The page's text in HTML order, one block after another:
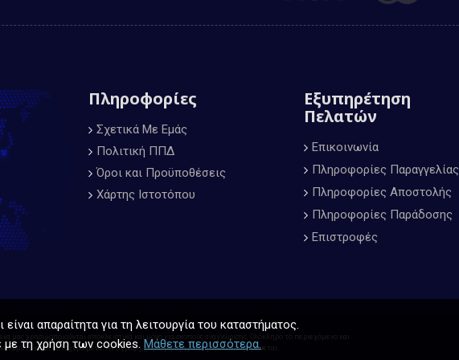
Πληροφορίες
Σχετικά Με Εμάς
Πολιτική ΠΠΔ
Όροι και Προϋποθέσεις
Χάρτης Ιστοτόπου
Εξυπηρέτηση
Πελατών
Επικοινωνία
Πληροφορίες Παραγγελίας
Πληροφορίες Αποστολής
Πληροφορίες Παράδοσης
Επιστροφές
μας χρησιμοποιούνται αποκλειστικά και μόνο για σκοπούς αναγνώρισης. Oλόκληρο το περιεχόμενο και
είναι κατοχυρωμένα. Αντιγραφή χωρίς ρητή γραπτή άδεια απαγορεύεται.
απαραίτητα για τη λειτουργία του καταστήματος.
με τη χρήση των cookies. Μάθετε περισσότερα.